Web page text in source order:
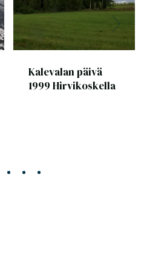
Kalevalan päivä
1999 Hirvikoskella